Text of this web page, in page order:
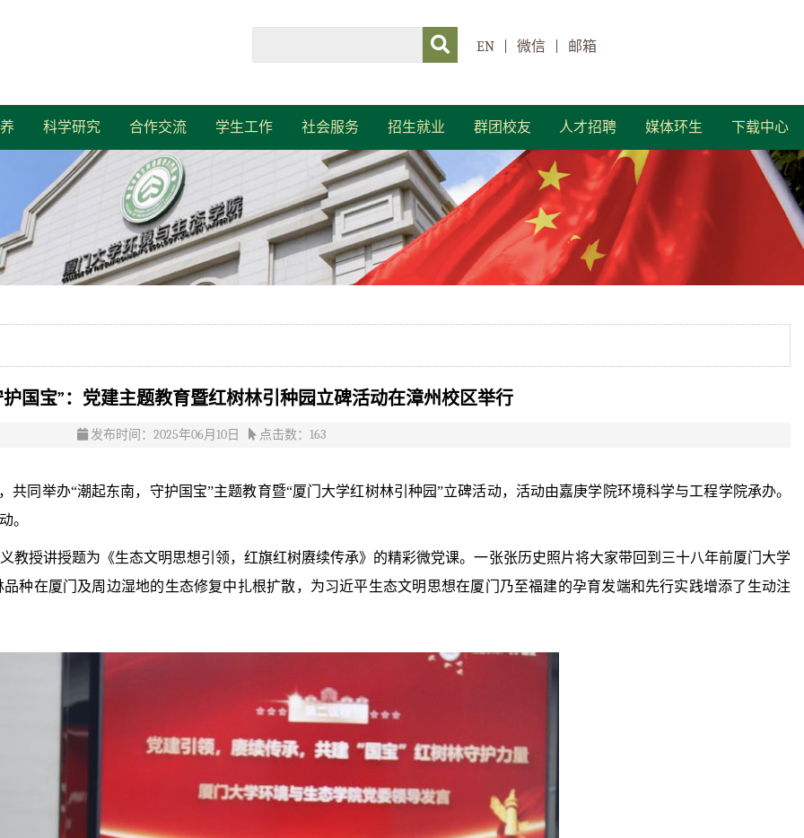
EN 微信 邮箱
科学研究 合作交流 学生工作 社会服务 招生就业 群团校友 人才招聘 媒体环生 下载中心
国宝”：党建主题教育暨红树林引种园立碑活动在漳州校区举行
发布时间：2025年06月10日 点击数： 163
共同举办“潮起东南，守护国宝”主题教育暨“厦门大学红树林引种园”立碑活动，活动由嘉庚学院环境科学与工程学院承办。
。
教授讲授题为《生态文明思想引领，红旗红树赓续传承》的精彩微党课。一张张历史照片将大家带回到三十八年前厦门大学
种在厦门及周边湿地的生态修复中扎根扩散，为习近平生态文明思想在厦门乃至福建的孕育发端和先行实践增添了生动注